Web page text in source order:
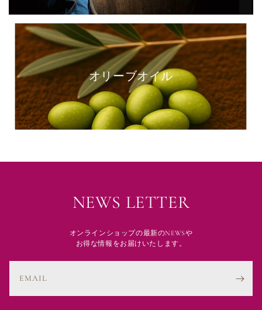
オリーブオイル
NEWS LETTER
オンラインショップの最新のNEWSや
お得な情報をお届けいたします。
EMAIL